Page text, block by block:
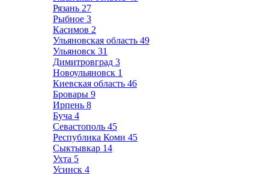
Рязань 27
Рыбное 3
Касимов 2
Ульяновская область 49
Ульяновск 31
Димитровград 3
Новоульяновск 1
Киевская область 46
Бровары 9
Ирпень 8
Буча 4
Севастополь 45
Республика Коми 45
Сыктывкар 14
Ухта 5
Усинск 4